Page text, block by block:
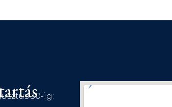
30-ig: